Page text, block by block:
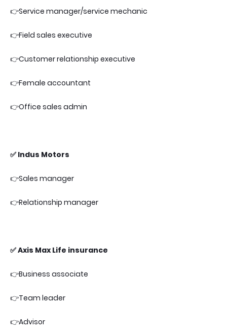
👉Service manager/service mechanic
👉Field sales executive
👉Customer relationship executive
👉Female accountant
👉Office sales admin
✅ Indus Motors
👉Sales manager
👉Relationship manager
✅ Axis Max Life insurance
👉Business associate
👉Team leader
👉Advisor